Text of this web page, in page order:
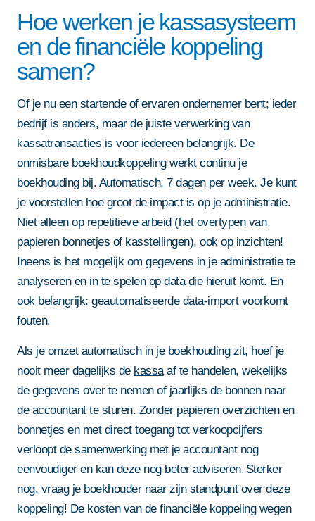
Hoe werken je kassasysteem
en de financiële koppeling
samen?
Of je nu een startende of ervaren ondernemer bent; ieder
bedrijf is anders, maar de juiste verwerking van
kassatransacties is voor iedereen belangrijk. De
onmisbare boekhoudkoppeling werkt continu je
boekhouding bij. Automatisch, 7 dagen per week. Je kunt
je voorstellen hoe groot de impact is op je administratie.
Niet alleen op repetitieve arbeid (het overtypen van
papieren bonnetjes of kasstellingen), ook op inzichten!
Ineens is het mogelijk om gegevens in je administratie te
analyseren en in te spelen op data die hieruit komt. En
ook belangrijk: geautomatiseerde data-import voorkomt
fouten.
Als je omzet automatisch in je boekhouding zit, hoef je
nooit meer dagelijks de kassaaf te handelen, wekelijks
de gegevens over te nemen of jaarlijks de bonnen naar
de accountant te sturen. Zonder papieren overzichten en
bonnetjes en met direct toegang tot verkoopcijfers
verloopt de samenwerking met je accountant nog
eenvoudiger en kan deze nog beter adviseren. Sterker
nog, vraag je boekhouder naar zijn standpunt over deze
koppeling! De kosten van de financiële koppeling wegen